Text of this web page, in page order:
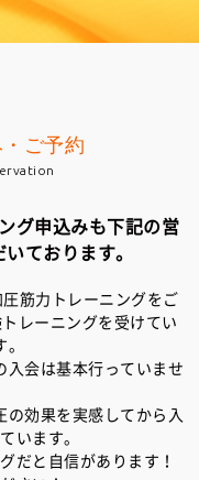
ご予約
グ申込みも下記の営
ております。
筋力トレーニングをご
レーニングを受けてい
入会は基本行っていませ
の効果を実感してから入
います。
だと自信があります！